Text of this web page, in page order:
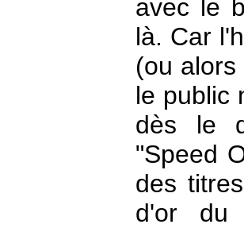
avec le
là. Car
(ou
le public
dès le
"Speed
des
d'or